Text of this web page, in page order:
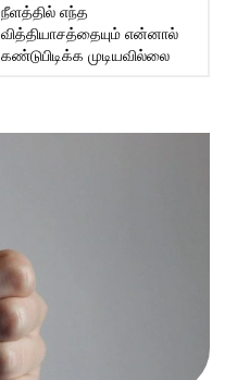
நீளத்தில் எந்த
வித்தியாசத்தையும் என்னால்
கண்டுபிடிக்க முடியவில்லை